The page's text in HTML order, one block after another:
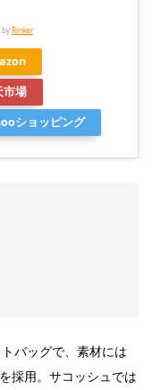
byRinker
市場
ショッピング
バッグで、素材には
採用。サコッシュでは